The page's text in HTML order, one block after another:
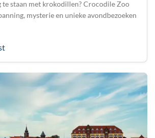
staan met krokodillen? Crocodile Zoo
mysterie en unieke avondbezoeken